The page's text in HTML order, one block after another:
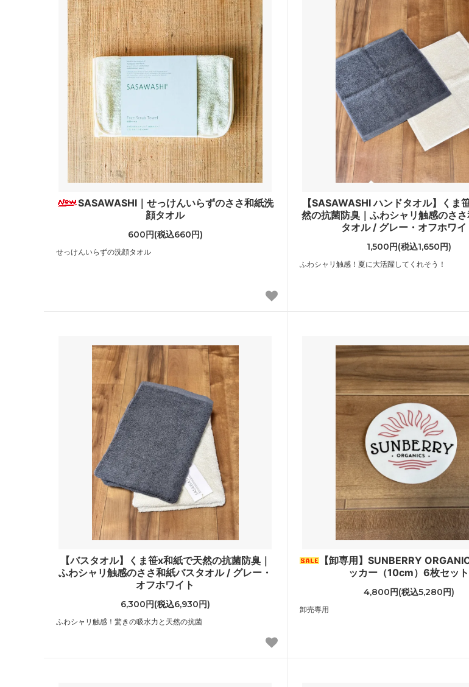
SASAWASHI｜せっけんいらずのささ和紙洗
顔タオル
600円(税込660円)
せっけんいらずの洗顔タオル
【SASAWASHI ハンドタオル】くま
然の抗菌防臭｜ふわシャリ触感のさ
タオル / グレー・オフホワイ
1,500円(税込1,650円)
ふわシャリ触感！夏に大活躍してくれそう！
【バスタオル】くま笹x和紙で天然の抗菌防臭｜
ふわシャリ触感のささ和紙バスタオル / グレー・
オフホワイト
6,300円(税込6,930円)
ふわシャリ触感！驚きの吸水力と天然の抗菌
【卸専用】SUNBERRY
ッカー（10cm）6枚セット
4,800円(税込5,280円)
卸売専用